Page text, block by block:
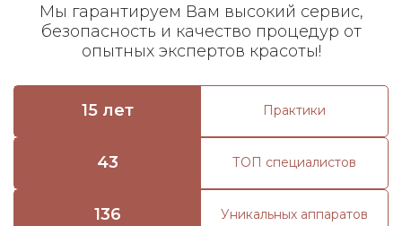
Мы гарантируем Вам высокий сервис,
безопасность и качество процедур от
опытных экспертов красоты!
15 лет Практики
43 ТОП специалистов
136 Уникальных аппаратов